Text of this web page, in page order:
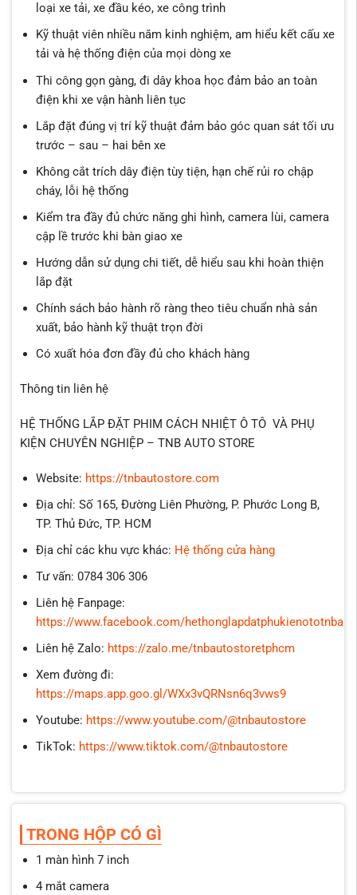
loại xe tải, xe đầu kéo, xe công trình
Kỹ thuật viên nhiều năm kinh nghiệm, am hiểu kết cấu xe
tải và hệ thống điện của mọi dòng xe
Thi công gọn gàng, đi dây khoa học đảm bảo an toàn
điện khi xe vận hành liên tục
Lắp đặt đúng vị trí kỹ thuật đảm bảo góc quan sát tối ưu
trước – sau – hai bên xe
Không cắt trích dây điện tùy tiện, hạn chế rủi ro chập
cháy, lỗi hệ thống
Kiểm tra đầy đủ chức năng ghi hình, camera lùi, camera
cập lề trước khi bàn giao xe
Hướng dẫn sử dụng chi tiết, dễ hiểu sau khi hoàn thiện
lắp đặt
Chính sách bảo hành rõ ràng theo tiêu chuẩn nhà sản
xuất, bảo hành kỹ thuật trọn đời
Có xuất hóa đơn đầy đủ cho khách hàng
Thông tin liên hệ
HỆ THỐNG LẮP ĐẶT PHIM CÁCH NHIỆT Ô TÔ VÀ PHỤ
KIỆN CHUYÊN NGHIỆP – TNB AUTO STORE
Website: https://tnbautostore.com
Địa chỉ: Số 165, Đường Liên Phường, P. Phước Long B,
TP. Thủ Đức, TP. HCM
Địa chỉ các khu vực khác: Hệ thống cửa hàng
Tư vấn: 0784 306 306
Liên hệ Fanpage:
https://www.facebook.com/
Liên hệ Zalo: https://zalo.me/tnbautostoretphcm
Xem đường đi:
https://maps.app.goo.gl/WXx3vQRNsn6q3vws9
Youtube: https://www.youtube.com/@tnbautostore
TikTok: https://www.tiktok.com/@tnbautostore
TRONG HỘP CÓ GÌ
1 màn hình 7 inch
4 mắt camera